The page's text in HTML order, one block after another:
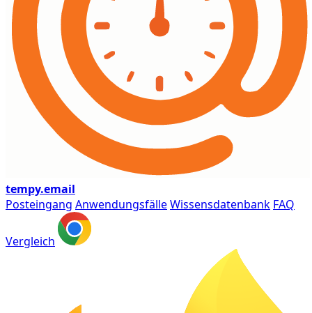
tempy.email
Posteingang AnwendungsfälleWissensdatenbank FAQ
Vergleich